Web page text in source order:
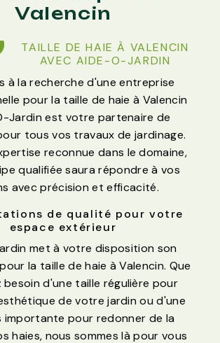
Valencin
TAILLE DE HAIE À VALENCIN
AVEC AIDE-O-JARDIN
à la recherche d'une entreprise
pour la taille de haie à Valencin
Jardin est votre partenaire de
tous vos travaux de jardinage.
reconnue dans le domaine,
qualifiée saura répondre à vos
avec précision et efficacité.
de qualité pour votre
espace extérieur
met à votre disposition son
la taille de haie à Valencin. Que
besoin d'une taille régulière pour
de votre jardin ou d'une
importante pour redonner de la
haies, nous sommes là pour vous